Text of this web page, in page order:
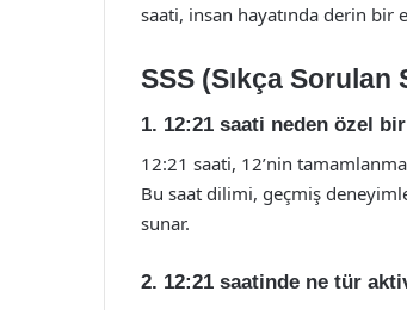
saati, insan hayatında derin
SSS (Sıkça Sorulan
1. 12:21 saati neden özel
12:21 saati, 12’nin
Bu saat dilimi, geçmiş
sunar.
2. 12:21 saatinde ne tür